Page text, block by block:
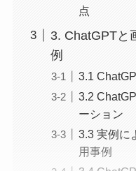
点
3. ChatGPTと
例
3.1
3.2
ーション
3.3 実例に
用事例